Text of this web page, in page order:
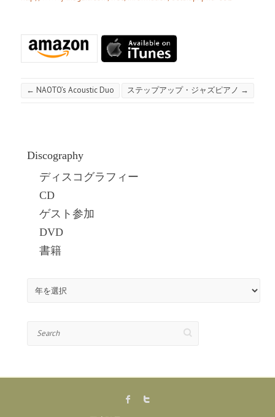
← NAOTO’s Acoustic Duo ステップアップ・ジャズピアノ →
Discography
ディスコグラフィー
CD
ゲスト参加
DVD
書籍